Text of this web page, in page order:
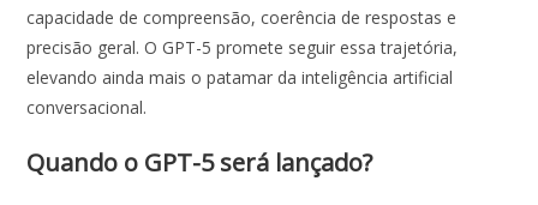
capacidade de compreensão, coerência de respostas e
precisão geral. O GPT-5 promete seguir essa trajetória,
elevando ainda mais o patamar da inteligência artificial
conversacional.
Quando o GPT-5 será lançado?